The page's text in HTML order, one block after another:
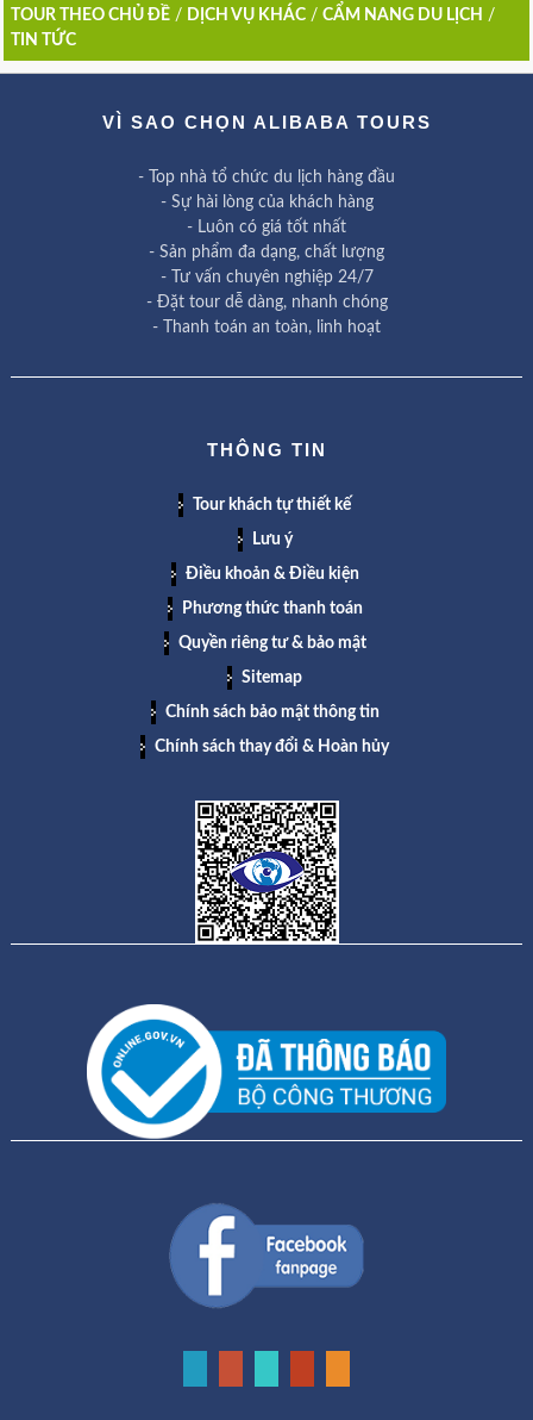
TOUR THEO CHỦ ĐỀ/ DỊCH VỤ KHÁC/ CẨM NANG DU LỊCH /
TIN TỨC
VÌ SAO CHỌN ALIBABA TOURS
- Top nhà tổ chức du lịch hàng đầu
- Sự hài lòng của khách hàng
- Luôn có giá tốt nhất
- Sản phẩm đa dạng, chất lượng
- Tư vấn chuyên nghiệp 24/7
- Đặt tour dễ dàng, nhanh chóng
- Thanh toán an toàn, linh hoạt
THÔNG TIN
Tour khách tự thiết kế
Lưu ý
Điều khoản & Điều kiện
Phương thức thanh toán
Quyền riêng tư & bảo mật
Sitemap
Chính sách bảo mật thông tin
Chính sách thay đổi & Hoàn hủy